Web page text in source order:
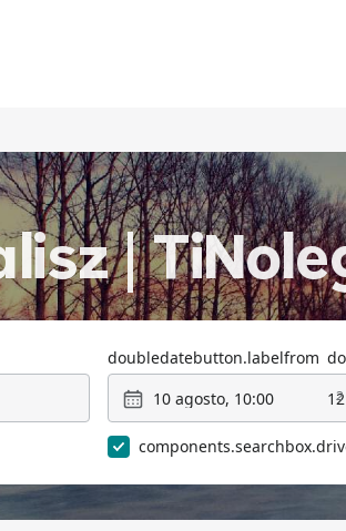
|
doubledatebutton.labelfrom
10 agosto, 10:00
2